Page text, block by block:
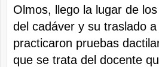
Olmos, llego la lugar de
del cadáver y su traslado
practicaron pruebas
que se trata del docente